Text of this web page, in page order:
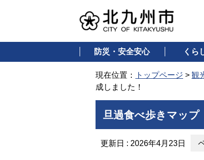
防災・安全安心 くら
現在位置： トップページ > 観
成しました！
旦過食べ歩きマップ
更新日 : 2026年4月23日